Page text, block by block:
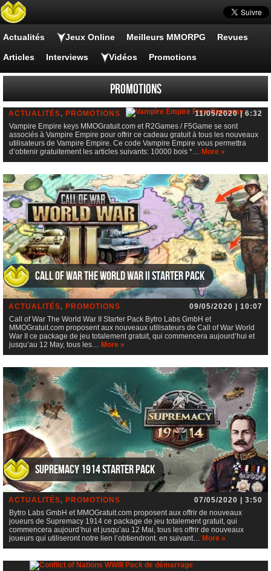
Actualités Jeux Online Meilleurs MMORPG Revues
Articles Interviews Vidéos Promotions
Promotions
Vampire Empire keys
ACTUALITÉS, PROMOTIONS
11/05/2020 | 6:32
Vampire Empire keys MMOGratuit.com et R2Games / F5Game se sont
associés à Vampire Empire pour offrir ce cadeau gratuit à tous les nouveaux
utilisateurs de Vampire Empire. Ce code Vampire Empire vous permettra
d’obtenir gratuitement les articles suivants: 10000 bois *… More »
Call of War The World War II Starter Pack
ACTUALITÉS, PROMOTIONS
09/05/2020 | 10:07
Call of War The World War II Starter Pack Bytro Labs GmbH et
MMOGratuit.com proposent aux nouveaux utilisateurs de Call of War World
War II ce package de jeu totalement gratuit, qui commencera aujourd’hui et
jusqu’au 12 May, tous les… More »
Supremacy 1914 Starter Pack
ACTUALITÉS, PROMOTIONS
07/05/2020 | 3:50
Bytro Labs GmbH et MMOGratuit.com proposent aux offrir de nouveaux
joueurs de Supremacy 1914 ce package de jeu totalement gratuit, qui
commencera aujourd’hui et jusqu’au 12 Mai, tous les offrir de nouveaux
joueurs qui utiliseront notre lien l’obtiendront. en suivant… More »
Conflict of Nations WWIII Pack de démarrage